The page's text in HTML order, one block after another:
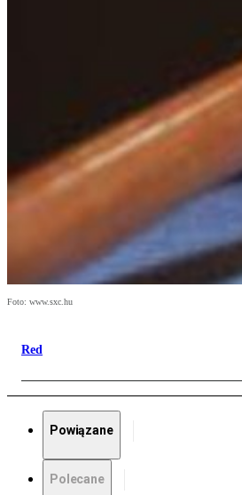
Foto: www.sxc.hu
Red
Powiązane
Polecane